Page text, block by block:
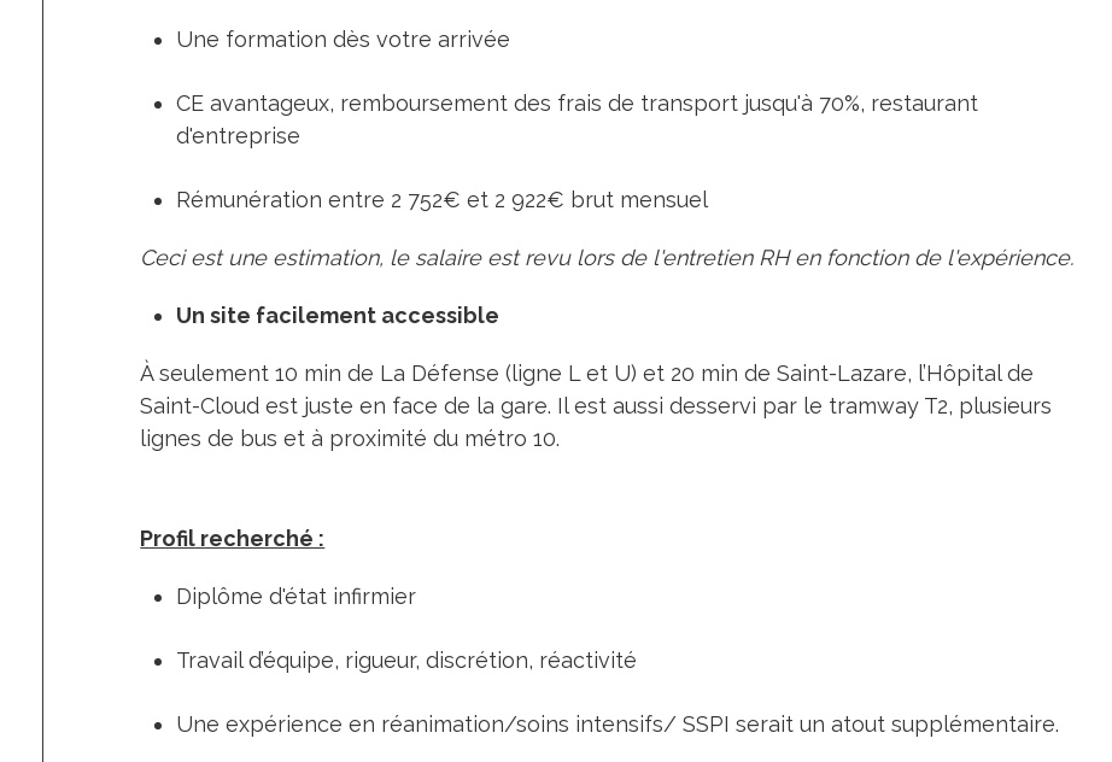
Une formation dès votre arrivée
CE avantageux, remboursement des frais de transport jusqu'à 70%, restaurant
d'entreprise
Rémunération entre 2 752€ et 2 922€ brut mensuel
Ceci est une estimation, le salaire est revu lors de l'entretien RH en fonction de l'expérience.
Un site facilement accessible
À seulement 10 min de La Défense (ligne L et U) et 20 min de Saint-Lazare, l’Hôpital de
Saint-Cloud est juste en face de la gare. Il est aussi desservi par le tramway T2, plusieurs
lignes de bus et à proximité du métro 10.
Profil recherché :
Diplôme d'état infirmier
Travail d’équipe, rigueur, discrétion, réactivité
Une expérience en réanimation/soins intensifs/ SSPI serait un atout supplémentaire.